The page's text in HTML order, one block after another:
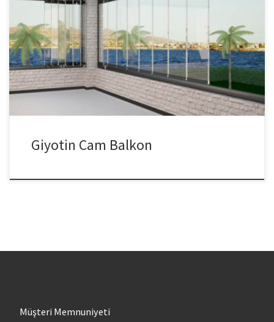
Giyotin Cam Balkon Cam balkon sistemleri ile yaşam alanlarınızı
daha kullanışlı bir hale getirebilirsiniz. Her daim ev veya iş
yerleriniz için profesyonel çözümler istiyorsanız cam balkon
sistemlerini önermekteyiz. Daha iyi bir sonuç elde etmek için
yaptırmak istediğiniz cam balkonun teknik özelliklerini bilmeli ve
bu konuda tecrübeli firmaları tercih etmelisiniz. İstanbul da […]
Giyotin Cam Balkon
Müşteri Memnuniyeti